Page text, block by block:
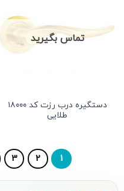
تماس بگیرید
دستگیره درب رزت کد ۱۸۰۰۰
طلایی
1
2
3